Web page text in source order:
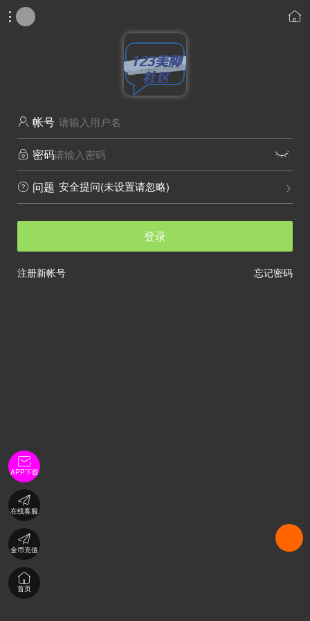
 
 帐号
 密码 
 问题 
安全提问(未设置请忽略)
登录
忘记密码
注册新帐号

APP下载

在线客服

金币充值

首页